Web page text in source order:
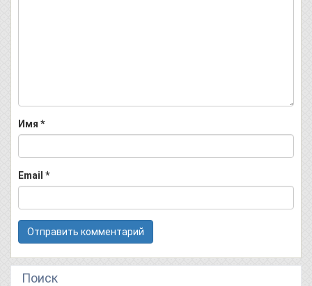
Имя *
Email *
Поиск